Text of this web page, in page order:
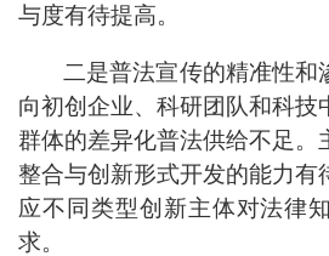
与度有待提高。
二是普法宣传的精准性和
向初创企业、科研团队和科技
群体的差异化普法供给不足。
整合与创新形式开发的能力有
应不同类型创新主体对法律
求。